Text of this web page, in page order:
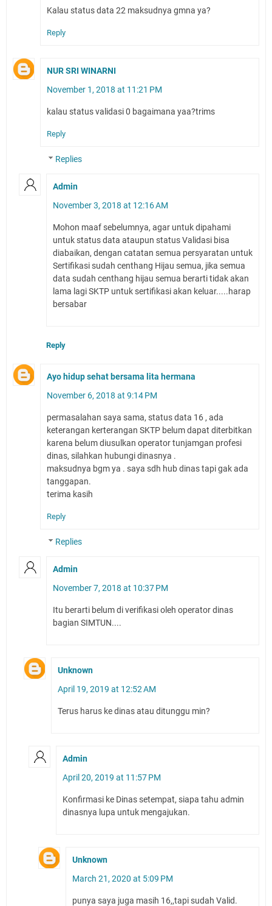
Kalau status data 22 maksudnya gmna ya?
Reply
NUR SRI WINARNI
November 1, 2018 at 11:21 PM
kalau status validasi 0 bagaimana yaa?trims
Reply
Replies
Admin
November 3, 2018 at 12:16 AM
Mohon maaf sebelumnya, agar untuk dipahami
untuk status data ataupun status Validasi bisa
diabaikan, dengan catatan semua persyaratan untuk
Sertifikasi sudah centhang Hijau semua, jika semua
data sudah centhang hijau semua berarti tidak akan
lama lagi SKTP untuk sertifikasi akan keluar.....harap
bersabar
Reply
Ayo hidup sehat bersama lita hermana
November 6, 2018 at 9:14 PM
permasalahan saya sama, status data 16 , ada
keterangan kerterangan SKTP belum dapat diterbitkan
karena belum diusulkan operator tunjamgan profesi
dinas, silahkan hubungi dinasnya .
maksudnya bgm ya . saya sdh hub dinas tapi gak ada
tanggapan.
terima kasih
Reply
Replies
Admin
November 7, 2018 at 10:37 PM
Itu berarti belum di verifikasi oleh operator dinas
bagian SIMTUN....
Unknown
April 19, 2019 at 12:52 AM
Terus harus ke dinas atau ditunggu min?
Admin
April 20, 2019 at 11:57 PM
Konfirmasi ke Dinas setempat, siapa tahu admin
dinasnya lupa untuk mengajukan.
Unknown
March 21, 2020 at 5:09 PM
punya saya juga masih 16,,tapi sudah Valid.